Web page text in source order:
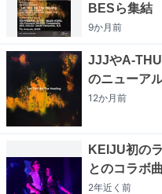
BESら集結
9か月前
JJJやA-
のニューア
12か月前
KEIJU初の
とのコラボ
2年近く 前